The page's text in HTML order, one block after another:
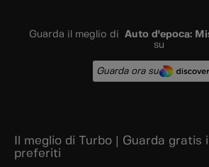
Guarda il meglio di Auto d'epoca:
su
Guarda ora su
Il meglio di Turbo | Guarda gratis
preferiti